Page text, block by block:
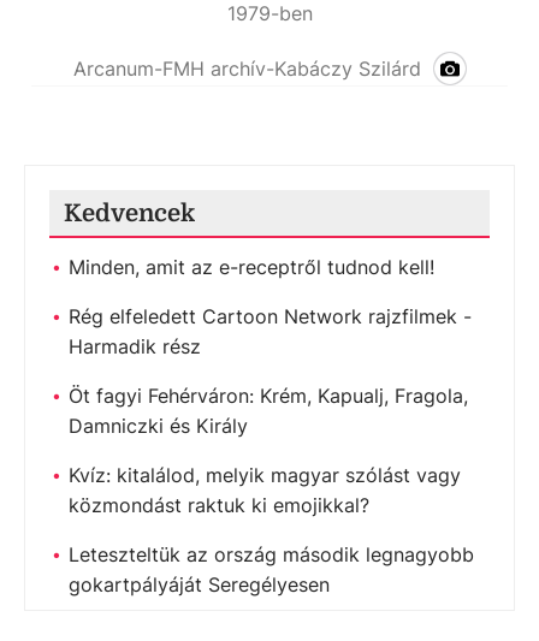
1979-ben
Arcanum-FMH archív-Kabáczy Szilárd
Kedvencek
Minden, amit az e-receptről tudnod kell!
Rég elfeledett Cartoon Network rajzfilmek -
Harmadik rész
Öt fagyi Fehérváron: Krém, Kapualj, Fragola,
Damniczki és Király
Kvíz: kitalálod, melyik magyar szólást vagy
közmondást raktuk ki emojikkal?
Leteszteltük az ország második legnagyobb
gokartpályáját Seregélyesen